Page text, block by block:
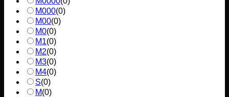
M000(0)
M00(0)
M0(0)
M1(0)
M2(0)
M3(0)
M4(0)
S(0)
M(0)